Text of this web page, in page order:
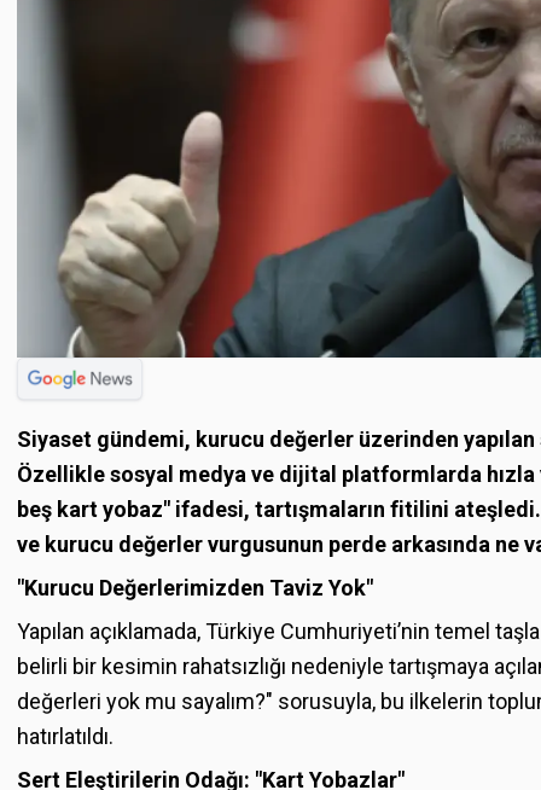
Siyaset gündemi, kurucu değerler üzerinden
Özellikle sosyal medya ve dijital platformlarda
beş kart yobaz" ifadesi, tartışmaların fitilini ateşledi.
ve kurucu değerler vurgusunun perde arkasında ne
"Kurucu Değerlerimizden Taviz Yok"
Yapılan açıklamada, Türkiye Cumhuriyeti’nin temel
belirli bir kesimin rahatsızlığı nedeniyle tartışmaya
değerleri yok mu sayalım?" sorusuyla, bu ilkelerin
hatırlatıldı.
Sert Eleştirilerin Odağı: "Kart Yobazlar"